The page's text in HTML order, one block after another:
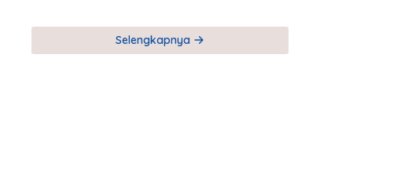
Pegadaian Timor
Leste
Selengkapnya